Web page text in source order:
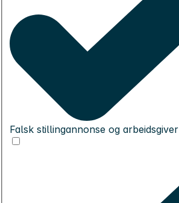
Falsk stillingannonse og arbeidsgiver